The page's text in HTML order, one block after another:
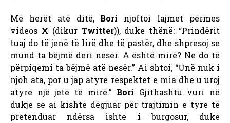
Më herët atë ditë, Bori njoftoi lajmet përmes
videos X (dikur Twitter)), duke thënë: “Prindërit
tuaj do të jenë të lirë dhe të pastër, dhe shpresoj se
mund ta bëjmë deri nesër. A është mirë? Ne do të
përpiqemi ta bëjmë atë nesër.” Ai shtoi, “Unë nuk i
njoh ata, por u jap atyre respektet e mia dhe u uroj
atyre një jetë të mirë.” Bori Gjithashtu vuri në
dukje se ai kishte dëgjuar për trajtimin e tyre të
pretenduar ndërsa ishte i burgosur, duke